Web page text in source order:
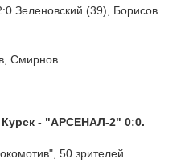
Зеленовский (39), Борисов
Смирнов.
- "АРСЕНАЛ-2" 0:0.
50 зрителей.